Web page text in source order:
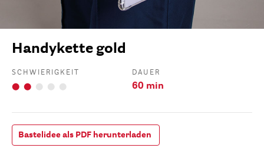
Handykette gold
SCHWIERIGKEIT DAUER
60 min
Bastelidee als PDF herunterladen